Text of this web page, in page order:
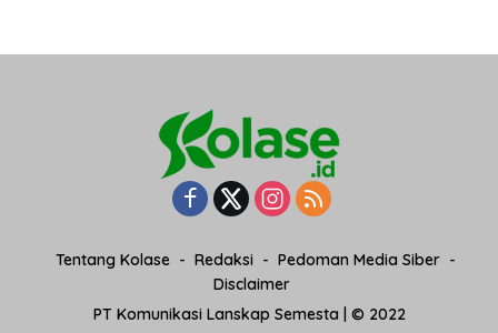
Tentang Kolase Redaksi
Pedoman Media Siber
Disclaimer
PT Komunikasi Lanskap Semesta | © 2022